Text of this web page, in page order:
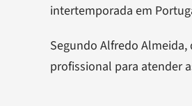
intertemporada em
Segundo Alfredo
profissional para atender